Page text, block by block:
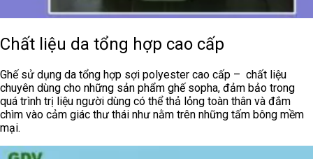
Chất liệu da tổng hợp cao cấp
Ghế sử dụng da tổng hợp sợi polyester cao cấp – chất liệu
chuyên dùng cho những sản phẩm ghế sopha, đảm bảo trong
quá trình trị liệu người dùng có thể thả lỏng toàn thân và đắm
chìm vào cảm giác thư thái như nằm trên những tấm bông mềm
mại.